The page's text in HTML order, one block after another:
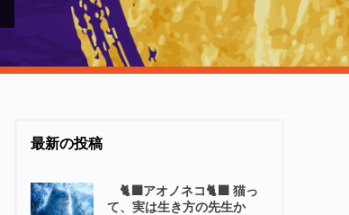
最新の投稿
🐈‍⬛アオノネコ🐈‍⬛ 猫っ
て、実は生き方の先生か